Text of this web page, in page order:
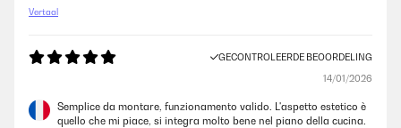
Vertaal
GECONTROLEERDE BEOORDELING
14/01/2026
Semplice da montare, funzionamento valido. L'aspetto estetico è
quello che mi piace, si integra molto bene nel piano della cucina.